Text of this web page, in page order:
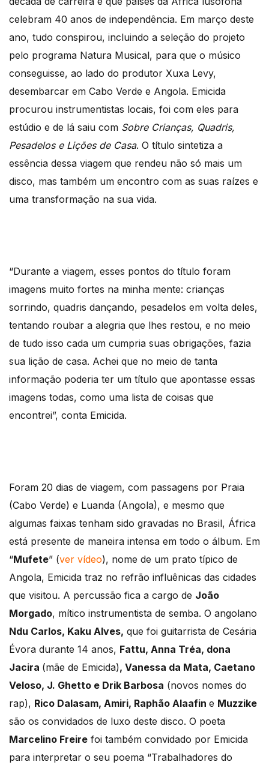
celebram 40 anos de independência. Em março deste
ano, tudo conspirou, incluindo a seleção do projeto
pelo programa Natura Musical, para que o músico
conseguisse, ao lado do produtor Xuxa Levy,
desembarcar em Cabo Verde e Angola. Emicida
procurou instrumentistas locais, foi com eles para
estúdio e de lá saiu com Sobre Crianças, Quadris,
Pesadelos e Lições de Casa. O título sintetiza a
essência dessa viagem que rendeu não só mais um
disco, mas também um encontro com as suas raízes e
uma transformação na sua vida.
“Durante a viagem, esses pontos do título foram
imagens muito fortes na minha mente: crianças
sorrindo, quadris dançando, pesadelos em volta deles,
tentando roubar a alegria que lhes restou, e no meio
de tudo isso cada um cumpria suas obrigações, fazia
sua lição de casa. Achei que no meio de tanta
informação poderia ter um título que apontasse essas
imagens todas, como uma lista de coisas que
encontrei”, conta Emicida.
Foram 20 dias de viagem, com passagens por Praia
(Cabo Verde) e Luanda (Angola), e mesmo que
algumas faixas tenham sido gravadas no Brasil, África
está presente de maneira intensa em todo o álbum. Em
“Mufete” (ver vídeo), nome de um prato típico de
Angola, Emicida traz no refrão influênicas das cidades
que visitou. A percussão fica a cargo de João
Morgado, mítico instrumentista de semba. O angolano
Ndu Carlos, Kaku Alves, que foi guitarrista de Cesária
Évora durante 14 anos, Fattu, Anna Tréa, dona
Jacira (mãe de Emicida), Vanessa da Mata, Caetano
Veloso, J. Ghetto e Drik Barbosa (novos nomes do
rap), Rico Dalasam, Amiri, Raphão Alaafin e Muzzike
são os convidados de luxo deste disco. O poeta
Marcelino Freire foi também convidado por Emicida
para interpretar o seu poema “Trabalhadores do